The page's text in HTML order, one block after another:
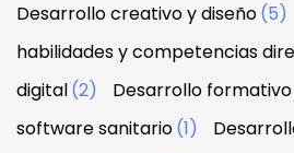
Desarrollo creativo y diseño(5)
habilidades y competencias
digital(2) Desarrollo formativo
software sanitario(1)